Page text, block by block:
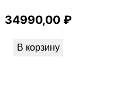
34990,00 ₽
В корзину